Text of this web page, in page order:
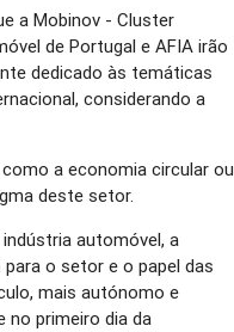
a Mobinov - Cluster
de Portugal e AFIA irão
dedicado às temáticas
considerando a
a economia circular ou
deste setor.
automóvel, a
o setor e o papel das
mais autónomo e
no primeiro dia da